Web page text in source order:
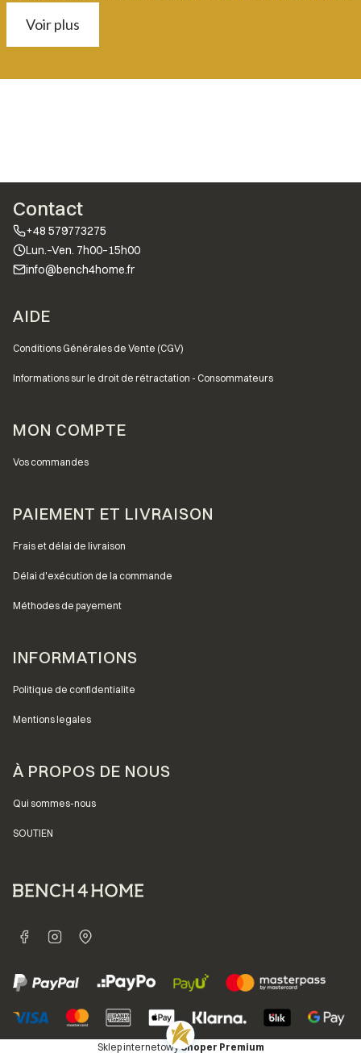
Voir plus
Contact
+48 579773275
Lun.–Ven. 7h00–15h00
info@bench4home.fr
Menu de bas de page
AIDE
Conditions Générales de Vente (CGV)
Informations sur le droit de rétractation - Consommateurs
MON COMPTE
Vos commandes
PAIEMENT ET LIVRAISON
Frais et délai de livraison
Délai d'exécution de la commande
Méthodes de payement
INFORMATIONS
Politique de confidentialite
Mentions legales
À PROPOS DE NOUS
Qui sommes-nous
SOUTIEN
Sklep internetowyShoper Premium